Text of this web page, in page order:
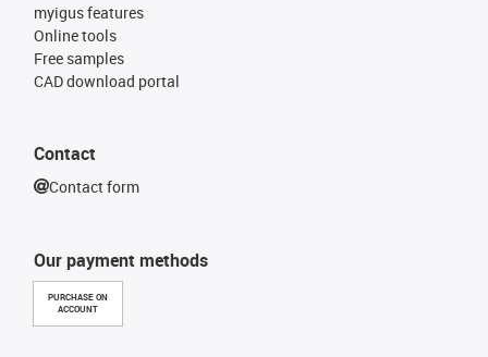
Our payment methods
PURCHASE ON
ACCOUNT
myigus features
Online tools
Free samples
CAD download portal
Contact
Contact form